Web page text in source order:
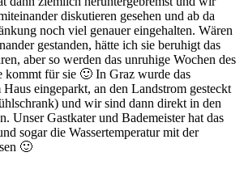
diskutieren gesehen und ab da
noch viel genauer eingehalten. Wären
gestanden, hätte ich sie beruhigt das
aber so werden das unruhige Wochen des
kommt für sie 🙂 In Graz wurde das
eingeparkt, an den Landstrom gesteckt
und wir sind dann direkt in den
Unser Gastkater und Bademeister hat das
sogar die Wassertemperatur mit der
🙂